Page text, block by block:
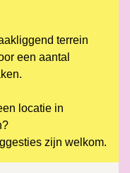
terrein
een aantal
locatie in
zijn welkom.